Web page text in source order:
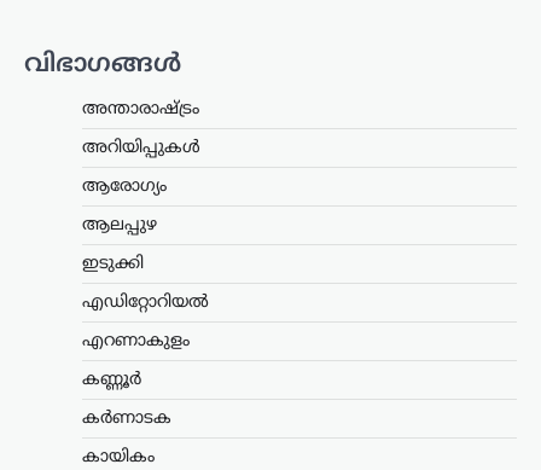
വിഭാഗങ്ങൾ
അന്താരാഷ്ട്രം
അറിയിപ്പുകൾ
ആരോഗ്യം
ആലപ്പുഴ
ഇടുക്കി
എഡിറ്റോറിയൽ
എറണാകുളം
കണ്ണൂർ
കർണാടക
കായികം
ഖമേനിയുടെ ആരോഗ്യനിലയെ ചുറ്റിപ്പറ്റി
അദ്ദേഹത്തിന്റെ ആരോഗ്യസ്ഥിതി
അതീവ ഗുരുതരമാണെന്നും
ആശുപത്രിയിൽ ചികിത്സയിലാണെന്നും
അത്‌ലറ്റിക്സ്: ഹൈജമ്പ്
ഫൈനലിൽ പ്രവേശിച്ച്
പൂജ
അത്‌ലറ്റിക്സ് അണ്ടർ-20 ചാമ്പ്യൻഷിപ്പിൽ